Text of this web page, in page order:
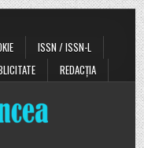
ISSN / ISSN-L
REDACȚIA